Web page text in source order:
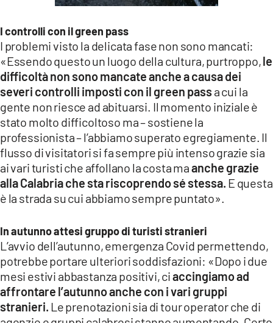
I controlli con il green pass
I problemi visto la delicata fase non sono mancati:
«Essendo questo un luogo della cultura, purtroppo,le
difficoltà non sono mancate anche a causa dei
severi controlli imposti con il green pass a cui la
gente non riesce ad abituarsi. Il momento iniziale è
stato molto difficoltoso ma – sostiene la
professionista – l’abbiamo superato egregiamente. Il
flusso di visitatori si fa sempre più intenso grazie sia
ai vari turisti che affollano la costa maanche grazie
alla Calabria che sta riscoprendo sé stessa. E questa
è la strada su cui abbiamo sempre puntato».
In autunno attesi gruppo di turisti stranieri
L’avvio dell’autunno, emergenza Covid permettendo,
potrebbe portare ulteriori soddisfazioni: «Dopo i due
mesi estivi abbastanza positivi, ciaccingiamo ad
affrontare l’autunno anche con i vari gruppi
stranieri. Le prenotazioni sia di tour operator che di